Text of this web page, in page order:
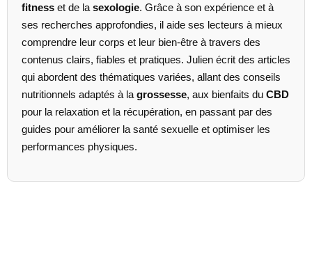
fitness et de la sexologie. Grâce à son expérience et à
ses recherches approfondies, il aide ses lecteurs à mieux
comprendre leur corps et leur bien-être à travers des
contenus clairs, fiables et pratiques. Julien écrit des articles
qui abordent des thématiques variées, allant des conseils
nutritionnels adaptés à la grossesse, aux bienfaits du CBD
pour la relaxation et la récupération, en passant par des
guides pour améliorer la santé sexuelle et optimiser les
performances physiques.